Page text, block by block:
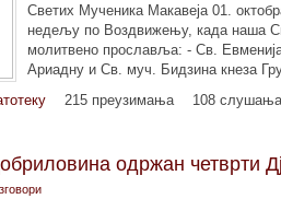
Светих Мученика Макавеја 01.
недељу по Воздвижењу, када наша
молитвено прославља: - Св.
Ариадну и Св. муч. Бидзина кнеза
215 преузимања 108 слушања
одржан четврти